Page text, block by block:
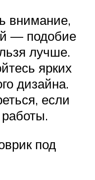
внимание,
— подобие
лучше.
ярких
дизайна.
если
под